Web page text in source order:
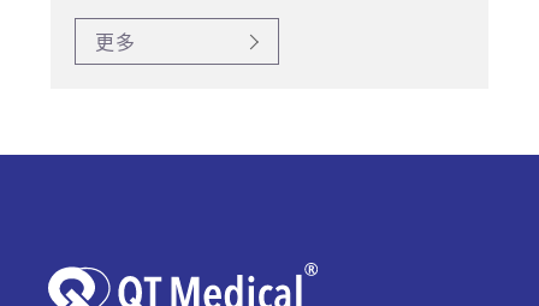
與生活品質的影響，每年約高達 3510 億美元。
儘管如此，世界衛生組織（WHO）及美國退休
更多